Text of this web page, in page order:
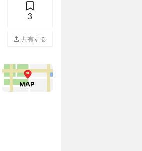
3
共有する